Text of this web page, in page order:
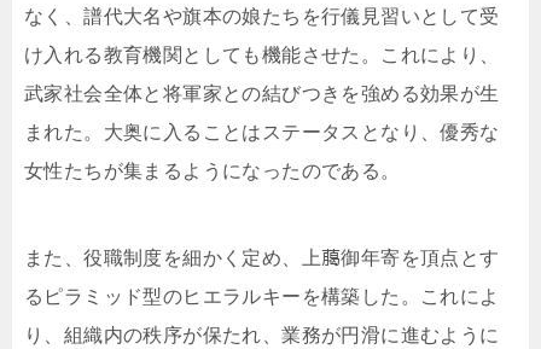
なく、譜代大名や旗本の娘たちを行儀見習いとして受
け入れる教育機関としても機能させた。これにより、
武家社会全体と将軍家との結びつきを強める効果が生
まれた。大奥に入ることはステータスとなり、優秀な
女性たちが集まるようになったのである。
また、役職制度を細かく定め、上﨟御年寄を頂点とす
るピラミッド型のヒエラルキーを構築した。これによ
り、組織内の秩序が保たれ、業務が円滑に進むように